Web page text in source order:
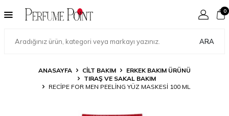
ARA
0
ANASAYFA CILT BAKIM
ERKEK BAKIM ÜRÜNÜ
TIRAŞ VE SAKAL BAKIM
RECIPE FOR MEN PEELING YÜZ MASKESI 100 ML